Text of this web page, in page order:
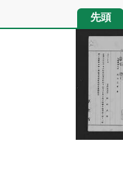
先頭